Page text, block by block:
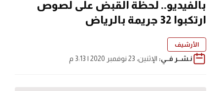
بالفيديو.. لحظة القبض على لصوص
ارتكبوا 32 جريمة بالرياض
الأرشيف
نـشــر فــي: الإثنين، 23 نوفمبر 2020 | 3:13 م